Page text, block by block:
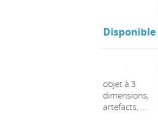
Disponible
objet à 3
dimensions,
artefacts, ...